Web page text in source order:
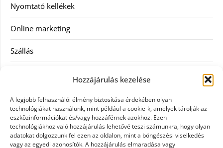
Hozzájárulás kezelése
A legjobb felhasználói élmény biztosítása érdekében olyan
technológiákat használunk, mint például a cookie-k, amelyek tárolják az
eszközinformációkat és/vagy hozzáférnek azokhoz. Ezen
technológiákhoz való hozzájárulás lehetővé teszi számunkra, hogy olyan
adatokat dolgozzunk fel ezen az oldalon, mint a böngészési viselkedés
vagy az egyedi azonosítók. A hozzájárulás elmaradása vagy
Nyomtató kellékek
Online marketing
Szállás
Szellőztető
Szolgáltatás
Táskák